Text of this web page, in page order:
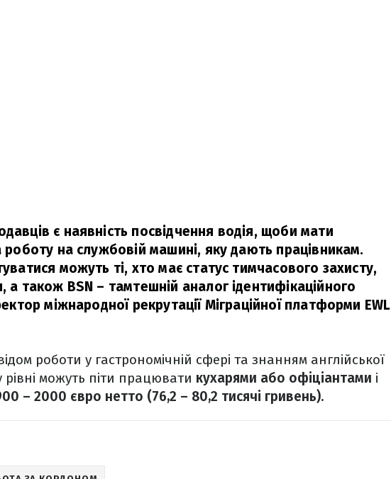
є наявність посвідчення водія, щоби мати
роботу на службовій машині, яку дають працівникам.
можуть ті, хто має статус тимчасового захисту,
а також BSN – тамтешній аналог ідентифікаційного
міжнародної рекрутації Міграційної платформи EWL
роботи у гастрономічній сфері та знанням англійської
можуть піти працювати кухарями або офіціантами і
– 2000 євро нетто (76,2 – 80,2 тисячі гривень).